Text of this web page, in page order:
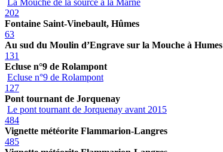
202
Fontaine Saint-Vinebault, Hûmes
63
Au sud du Moulin d’Engrave sur la Mouche à Humes
131
Ecluse n°9 de Rolampont
Ecluse n°9 de Rolampont
127
Pont tournant de Jorquenay
Le pont tournant de Jorquenay avant 2015
484
Vignette météorite Flammarion-Langres
485